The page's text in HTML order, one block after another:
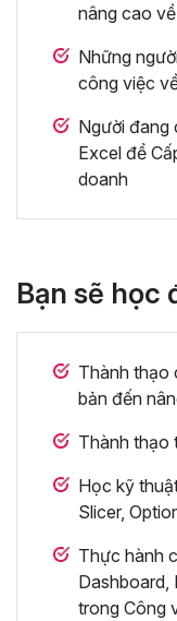
nâng cao
Những
công việc
Người đang
Excel để
doanh
Bạn sẽ học
Thành thạo
bản đến
Thành thạo
Học kỹ
Slicer,
Thực hành
Dashboard,
trong Công